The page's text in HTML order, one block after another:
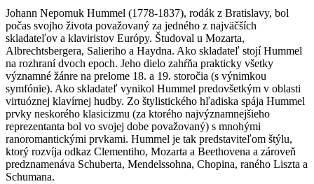
Johann Nepomuk Hummel (1778-1837), rodák z Bratislavy, bol
počas svojho života považovaný za jedného z najväčších
skladateľov a klaviristov Európy. Študoval u Mozarta,
Albrechtsbergera, Salieriho a Haydna. Ako skladateľ stojí Hummel
na rozhraní dvoch epoch. Jeho dielo zahŕňa prakticky všetky
významné žánre na prelome 18. a 19. storočia (s výnimkou
symfónie). Ako skladateľ vynikol Hummel predovšetkým v oblasti
virtuóznej klavírnej hudby. Zo štylistického hľadiska spája Hummel
prvky neskorého klasicizmu (za ktorého najvýznamnejšieho
reprezentanta bol vo svojej dobe považovaný) s mnohými
ranoromantickými prvkami. Hummel je tak predstaviteľom štýlu,
ktorý rozvíja odkaz Clementiho, Mozarta a Beethovena a zároveň
predznamenáva Schuberta, Mendelssohna, Chopina, raného Liszta a
Schumana.